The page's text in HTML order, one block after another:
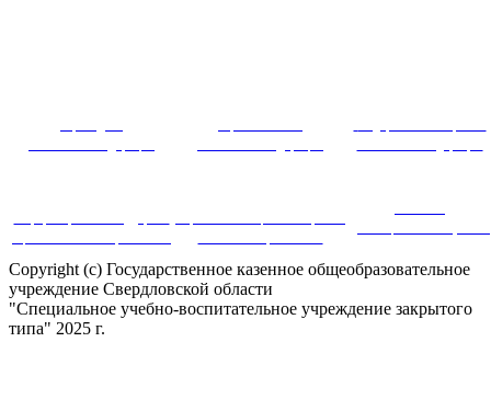
Copyright (c) Государственное казенное общеобразовательное
учреждение Свердловской области
"Специальное учебно-воспитательное учреждение закрытого
типа" 2025 г.